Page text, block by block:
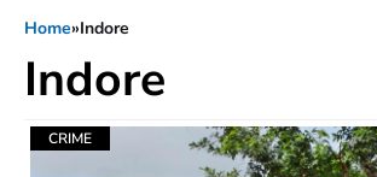
Home»Indore
Indore
CRIME